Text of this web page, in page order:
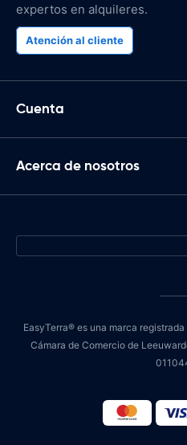
expertos en alquileres.
Atención al cliente
Cuenta
Acerca de nosotros
EasyTerra® es una marca
Cámara de Comercio de